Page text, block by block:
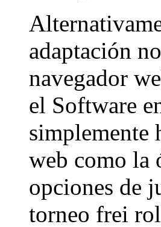
adaptación
navegador
el Software
simplemente
web como la
opciones de
torneo frei